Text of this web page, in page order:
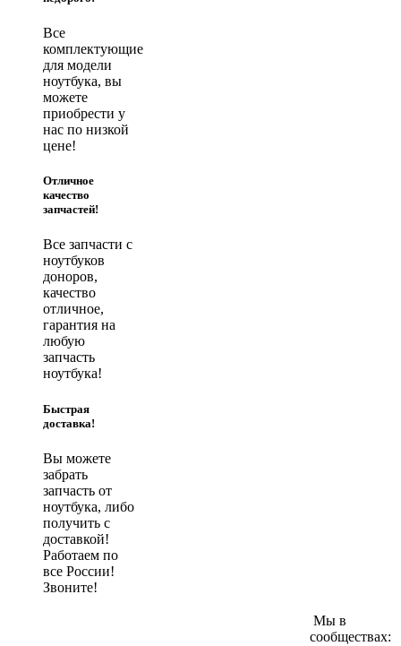
Все
комплектующие
для модели
ноутбука, вы
можете
приобрести у
нас по низкой
цене!
Отличное
качество
запчастей!
Все запчасти с
ноутбуков
доноров,
качество
отличное,
гарантия на
любую
запчасть
ноутбука!
Быстрая
доставка!
Вы можете
забрать
запчасть от
ноутбука, либо
получить с
доставкой!
Работаем по
все России!
Звоните!
Мы в
сообществах: